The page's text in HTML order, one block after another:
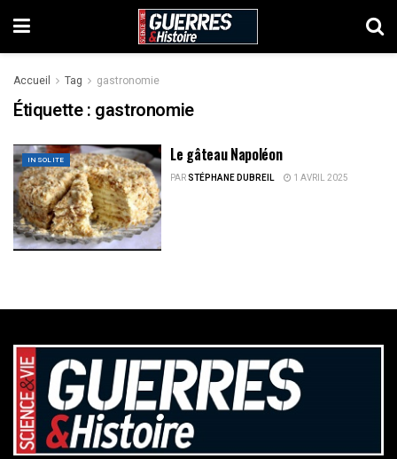
Accueil Tag gastronomie
Étiquette : gastronomie
INSOLITE Le gâteau Napoléon
PARSTÉPHANE DUBREIL 1 AVRIL 2025